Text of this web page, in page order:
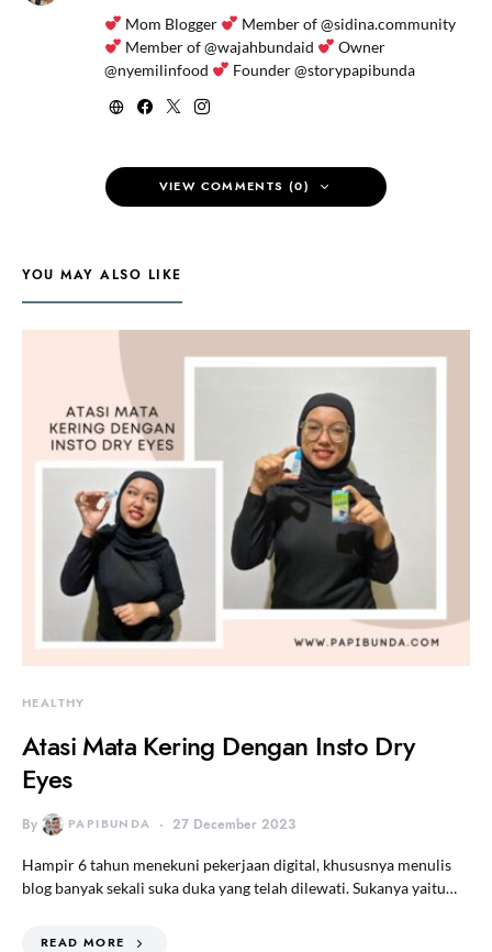
Mom Blogger
Member of @sidina.community
Member of @wajahbundaid
Owner
@nyemilinfood
Founder @storypapibunda
VIEW COMMENTS (0)
YOU MAY ALSO LIKE
HEALTHY
Atasi Mata Kering Dengan Insto Dry
Eyes
By PAPIBUNDA 27 December 2023
Hampir 6 tahun menekuni pekerjaan digital, khususnya menulis
blog banyak sekali suka duka yang telah dilewati. Sukanya yaitu…
READ MORE